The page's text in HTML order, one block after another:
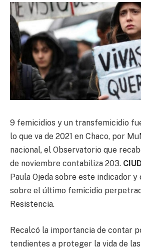
9 femicidios y un transfemicidio
lo que va de 2021 en Chaco, por
nacional, el Observatorio que
de noviembre contabiliza 203.
Paula Ojeda sobre este indicador
sobre el último femicidio
Resistencia.
Recalcó la importancia de contar
tendientes a proteger la vida de